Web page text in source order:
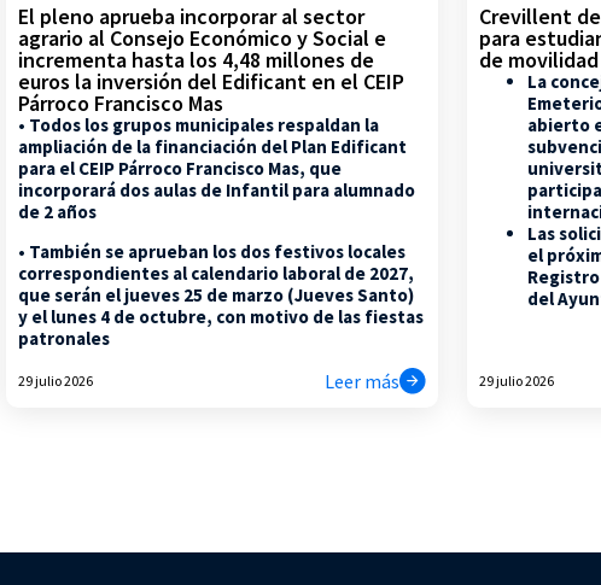
El pleno aprueba incorporar al sector
agrario al Consejo Económico y Social e
incrementa hasta los 4,48 millones de
euros la inversión del Edificant en el CEIP
Párroco Francisco Mas
• Todos los grupos municipales respaldan la
ampliación de la financiación del Plan Edificant
para el CEIP Párroco Francisco Mas, que
incorporará dos aulas de Infantil para alumnado
de 2 años
• También se aprueban los dos festivos locales
correspondientes al calendario laboral de 2027,
que serán el jueves 25 de marzo (Jueves Santo)
y el lunes 4 de octubre, con motivo de las fiestas
patronales
29 julio 2026 Leer más
Crevillent
para
de
La
abierto
Las
el
del
29 julio 2026